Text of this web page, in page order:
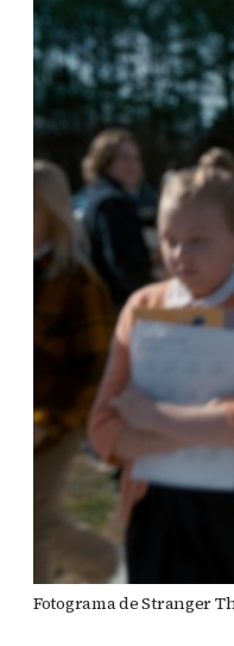
Fotograma de Stranger